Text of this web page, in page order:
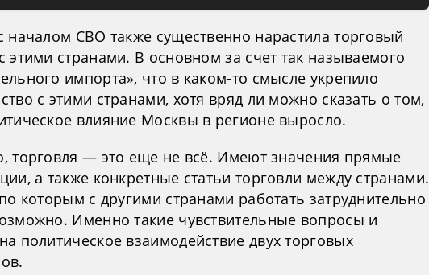
началом СВО также существенно нарастила торговый
этими странами. В основном за счет так называемого
импорта», что в каком-то смысле укрепило
с этими странами, хотя вряд ли можно сказать о том,
влияние Москвы в регионе выросло.
торговля — это еще не всё. Имеют значения прямые
а также конкретные статьи торговли между странами.
которым с другими странами работать затруднительно
Именно такие чувствительные вопросы и
политическое взаимодействие двух торговых